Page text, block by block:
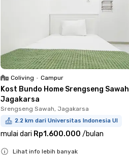
Coliving • Campur
Kost Bundo Home Srengseng Sawah
Jagakarsa
Srengseng Sawah, Jagakarsa
2.2 km dari Universitas Indonesia UI
mulai dari Rp1.600.000 /bulan
Lihat info lebih banyak